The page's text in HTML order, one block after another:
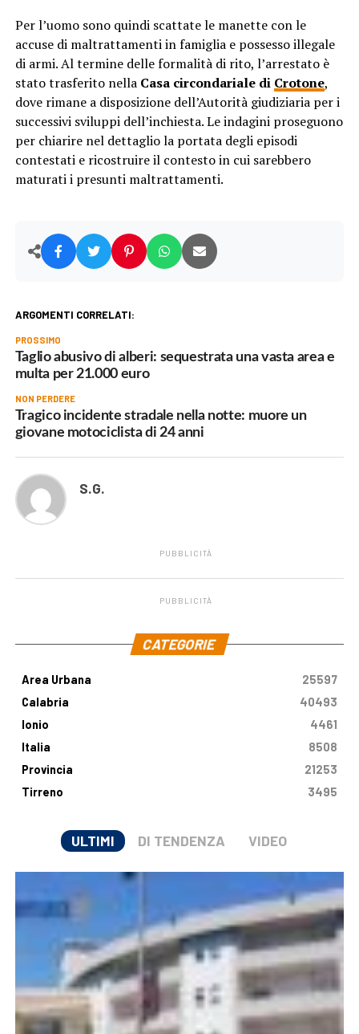
Per l’uomo sono quindi scattate le manette con le
accuse di maltrattamenti in famiglia e possesso illegale
di armi. Al termine delle formalità di rito, l’arrestato è
stato trasferito nella Casa circondariale di Crotone,
dove rimane a disposizione dell’Autorità giudiziaria per i
successivi sviluppi dell’inchiesta. Le indagini proseguono
per chiarire nel dettaglio la portata degli episodi
contestati e ricostruire il contesto in cui sarebbero
maturati i presunti maltrattamenti.
ARGOMENTI CORRELATI:
PROSSIMO
Taglio abusivo di alberi: sequestrata una vasta area e
multa per 21.000 euro
NON PERDERE
Tragico incidente stradale nella notte: muore un
giovane motociclista di 24 anni
S.G.
PUBBLICITÀ
PUBBLICITÀ
CATEGORIE
Area Urbana
25597
Calabria
40493
Ionio
4461
Italia
8508
Provincia
21253
Tirreno
3495
ULTIMI DI TENDENZA VIDEO